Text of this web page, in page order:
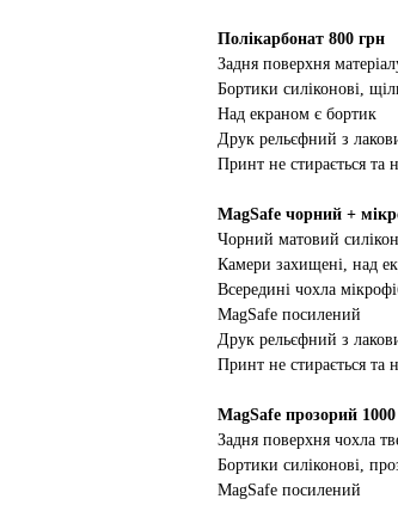
Полікарбонат 800 грн
Задня поверхня
Бортики силіконові,
Над екраном є бортик
Друк рельєфний з
Принт не стирається та
MagSafe чорний +
Чорний матовий
Камери захищені, над
Всередині чохла
MagSafe посилений
Друк рельєфний з
Принт не стирається та
MagSafe прозорий
Задня поверхня чохла
Бортики силіконові,
MagSafe посилений